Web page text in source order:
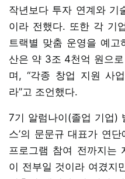
작년보다 투자 연계와 기
이라 전했다. 또한 각 기
트랙별 맞춤 운영을 예
산은 약 3조 4천억 원으
며, “각종 창업 지원 사
라”고 조언했다.
7기 알럼나이(졸업 기업)
스’의 문문규 대표가 연
프로그램 참여 전까지는
이 전부일 것이라 여겼지